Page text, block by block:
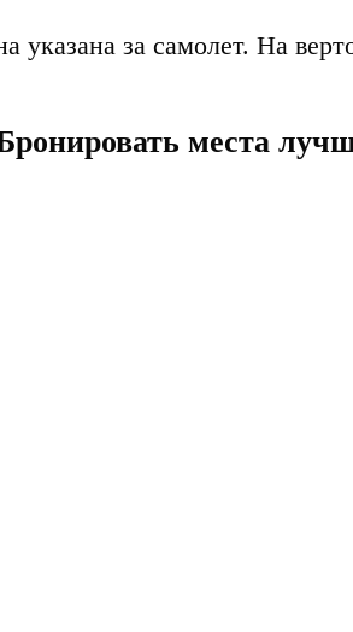
за самолет. На
места